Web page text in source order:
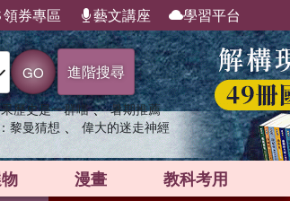
領券專區 藝文講座 學習平台
GO 進階搜尋
歷史是一群喵 、 暑期推薦
黎曼猜想 、 偉大的迷走神經
漫畫 教科考用